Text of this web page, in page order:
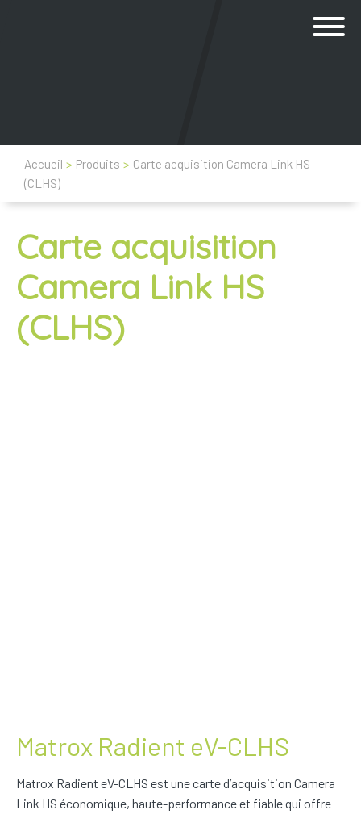
Accueil > Produits > Carte acquisition Camera Link HS
(CLHS)
Carte acquisition
Camera Link HS
(CLHS)
Matrox Radient eV-CLHS
Matrox Radient eV-CLHS est une carte d’acquisition Camera
Link HS économique, haute-performance et fiable qui offre